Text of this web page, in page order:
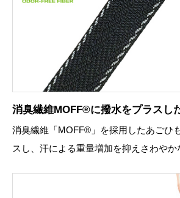
消臭繊維MOFF®に撥水をプラスし
消臭繊維「MOFF®」を採用したあごひ
スし、汗による重量増加を抑えさわやか